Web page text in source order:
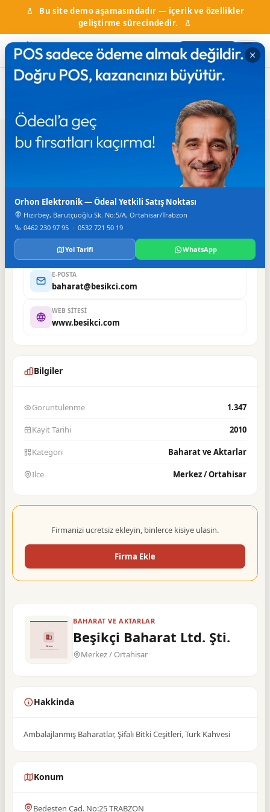
Bu site demo aşamasındadır — içerik ve özellikler
geliştirme sürecindedir.
Firma Ekle
Beşikçi Baharat Ltd.
BAHARAT VE AKTARLAR
Beşikçi Baharat Ltd. Şti.
Merkez / Ortahisar
Hakkinda
Ambalajlanmış Baharatlar, Şifalı Bitki Ceşitleri, Turk Kahvesi
Konum
Bedesten Cad. No:25 TRABZON
TELEFON
0462 321 15 45
FAKS
0462 321 15 13
E-POSTA
baharat@besikci.com
WEB SITESI
www.besikci.com
Bilgiler
Goruntulenme 1.347
Kayit Tarihi 2010
Kategori Baharat ve Aktarlar
Ilce Merkez / Ortahisar
Firmanizi ucretsiz ekleyin, binlerce kisiye ulasin.
Firma Ekle
Orhon Elektronik — Ödeal Yetkili Satış Noktası
Hızırbey, Barutçuoğlu Sk. No:5/A, Ortahisar/Trabzon
0462 230 97 95 · 0532 721 50 19
Yol Tarifi WhatsApp